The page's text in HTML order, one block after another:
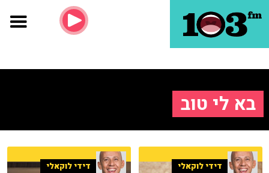
בא לי טוב
דידי לוקאלי דידי לוקאלי